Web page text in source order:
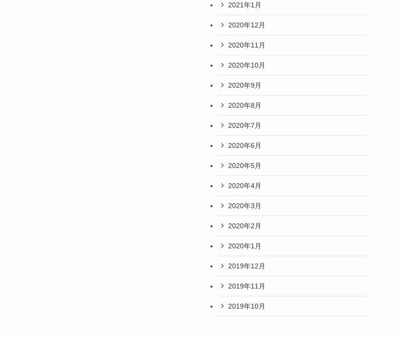
2021年1月
2020年12月
2020年11月
2020年10月
2020年9月
2020年8月
2020年7月
2020年6月
2020年5月
2020年4月
2020年3月
2020年2月
2020年1月
2019年12月
2019年11月
2019年10月